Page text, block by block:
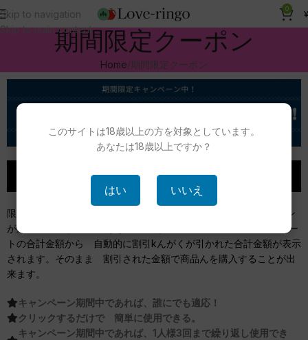
Skip to navigation
Skip to main content
0 ¥
期間限定クーポン
Home 期間限定クーポン
このクーポンの特徴
限定期間内に、下記のクーポンをクリックすると自動的にクーポン
が適用されます。 お好きなが商品を選び、カートに入れると カー
トの合計金額から 自動的に割引kんがくが引かれた合計金額が表示
されます。そのまま 割引された金額で商品んを購入することが出
来ます。
キャンペーン期間中であれば、誰にでも適応！
クリックするだけで 簡単に使用できる。
キャンペーン期間中であれば、1人様3回まで繰り返し使用でき
このサイトは18歳以上の方を対象としています。
あなたは18歳以上ですか？
はい いいえ